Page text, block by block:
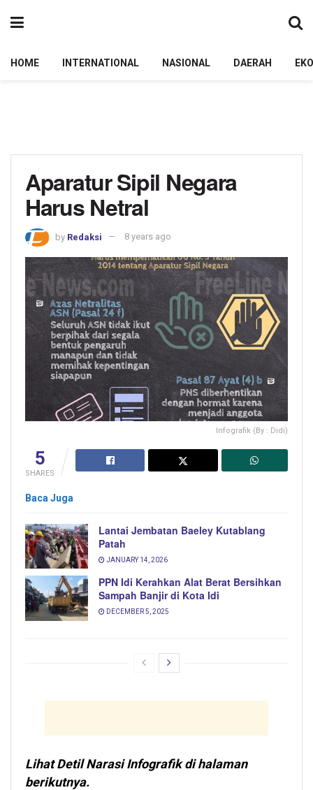
HOME INTERNATIONAL NASIONAL DAERAH
Aparatur Sipil Negara
Harus Netral
by Redaksi 8 years ago
Infografik (By : Didi)
5
SHARES
Baca Juga
Lantai Jembatan Baeley Kutablang
Patah
JANUARY 14, 2026
PPN Idi Kerahkan Alat Berat Bersihkan
Sampah Banjir di Kota Idi
DECEMBER 5, 2025
Lihat Detil Narasi Infografik di halaman
berikutnya.